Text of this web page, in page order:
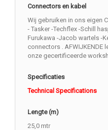
Connectors en kabel
Wij gebruiken in ons eigen
- Tasker -Techflex -Schill
Furukawa -Jacob wartels -
connectors . AFWIJKENDE
onze gecertificeerde
Specificaties
Technical Specifications
Lengte (m)
25,0 mtr